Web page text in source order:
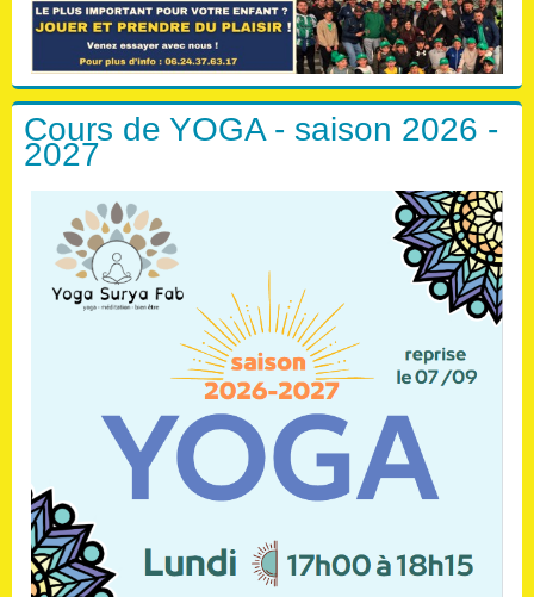
Cours de YOGA - saison 2026 -
2027